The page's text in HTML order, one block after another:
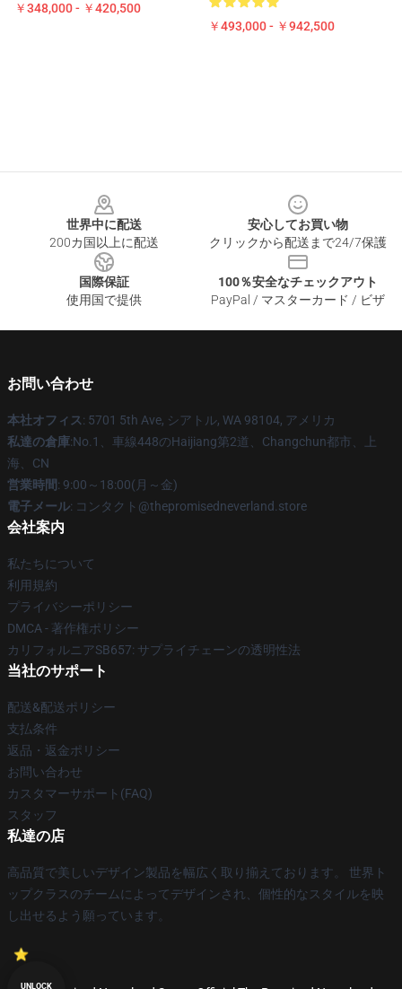
￥348,000 - ￥420,500
￥493,000 - ￥942,500
世界中に配送
200カ国以上に配送
安心してお買い物
クリックから配送まで24/7保護
国際保証
使用国で提供
100％安全なチェックアウト
PayPal / マスターカード / ビザ
お問い合わせ
本社オフィス: 5701 5th Ave, シアトル, WA 98104, アメリカ
私達の倉庫:No.1、車線448のHaijiang第2道、Changchun都市、上
海、CN
営業時間: 9:00～18:00(月～金)
電子メール: コンタクト@thepromisedneverland.store
会社案内
私たちについて
利用規約
プライバシーポリシー
DMCA - 著作権ポリシー
カリフォルニアSB657: サプライチェーンの透明性法
当社のサポート
配送&配送ポリシー
支払条件
返品・返金ポリシー
お問い合わせ
カスタマーサポート(FAQ)
スタッフ
私達の店
高品質で美しいデザイン製品を幅広く取り揃えております。 世界ト
ップクラスのチームによってデザインされ、個性的なスタイルを映
し出せるよう願っています。
UNLOCK